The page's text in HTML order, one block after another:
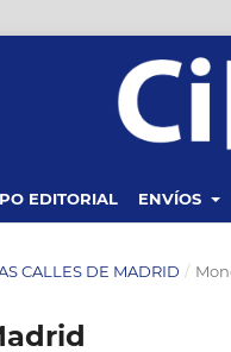
EDITORIAL ENVÍOS
CALLES DE MADRID /